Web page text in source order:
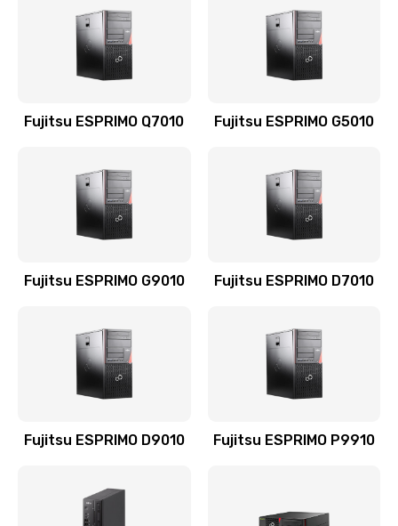
Fujitsu ESPRIMO Q7010 Fujitsu ESPRIMO G5010
Fujitsu ESPRIMO G9010 Fujitsu ESPRIMO D7010
Fujitsu ESPRIMO D9010 Fujitsu ESPRIMO P9910